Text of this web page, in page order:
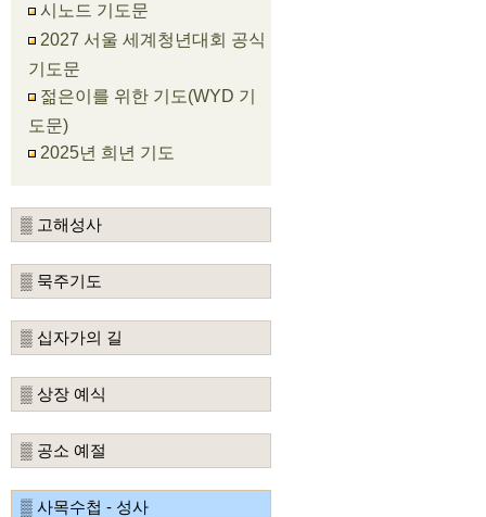
시노드 기도문
2027 서울 세계청년대회 공식
기도문
젊은이를 위한 기도(WYD 기
도문)
2025년 희년 기도
▒ 고해성사
▒ 묵주기도
▒ 십자가의 길
▒ 상장 예식
▒ 공소 예절
▒ 사목수첩 - 성사